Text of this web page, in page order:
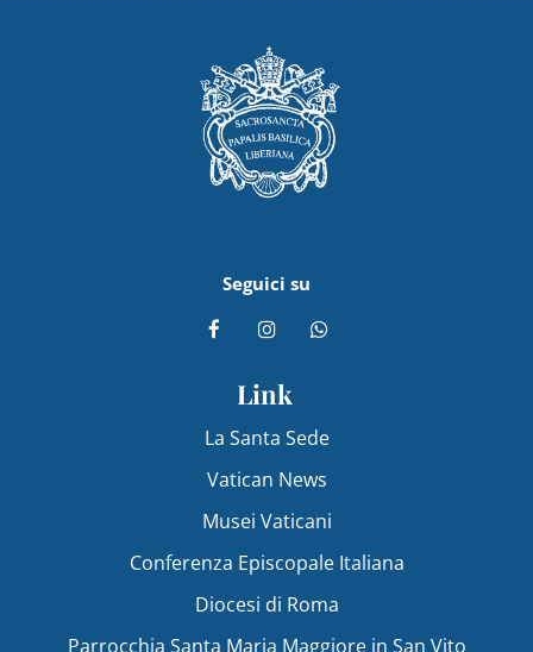
Seguici su
Link
La Santa Sede
Vatican News
Musei Vaticani
Conferenza Episcopale Italiana
Diocesi di Roma
Parrocchia Santa Maria Maggiore in San Vito